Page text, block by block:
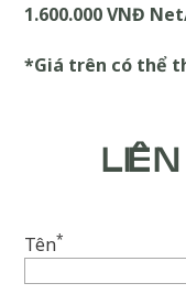
1.600.000 VNĐ
*Giá trên có thể
Tên*